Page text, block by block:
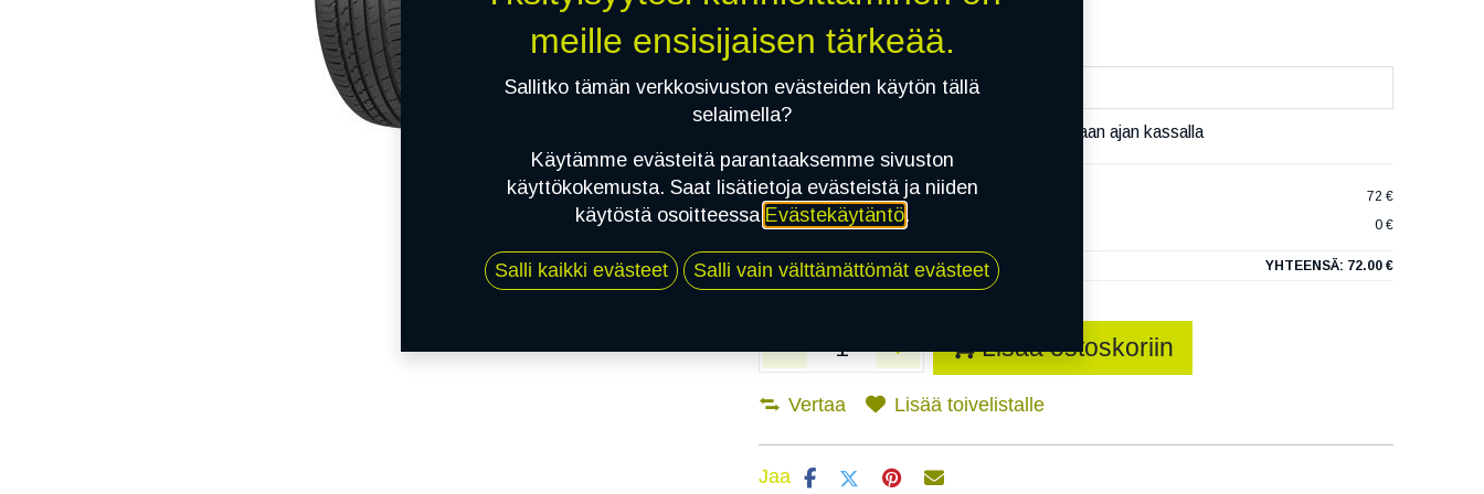
Asennuspalvelu
Mikäli valitset asennuksen, pääset varaamaan ajan kassalla
1X 185/50R16 81V SAILUN ATREZZO ELITE RP
72 €
EI ASENNUSTA
0 €
YHTEENSÄ: 72.00 €
Lisää ostoskoriin
Vertaa Lisää toivelistalle
Jaa
meille ensisijaisen tärkeää.
Sallitko tämän verkkosivuston evästeiden käytön tällä
selaimella?
Käytämme evästeitä parantaaksemme sivuston
käyttökokemusta. Saat lisätietoja evästeistä ja niiden
käytöstä osoitteessa Evästekäytäntö.
Salli kaikki evästeet Salli vain välttämättömät evästeet